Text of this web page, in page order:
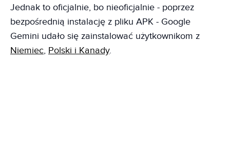
Jednak to oficjalnie, bo nieoficjalnie - poprzez
bezpośrednią instalację z pliku APK - Google
Gemini udało się zainstalować użytkownikom z
Niemiec, Polski i Kanady.